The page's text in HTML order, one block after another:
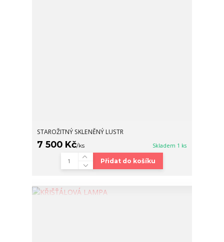
STAROŽITNÝ SKLENĚNÝ LUSTR
7 500 Kč/ks Skladem 1 ks
Přidat do košíku